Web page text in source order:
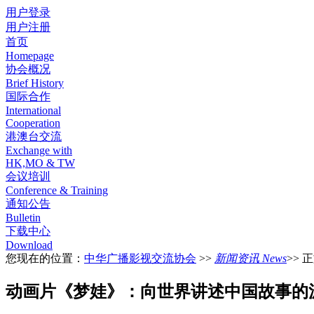
用户登录
用户注册
首页
Homepage
协会概况
Brief History
国际合作
International
Cooperation
港澳台交流
Exchange with
HK,MO & TW
会议培训
Conference & Training
通知公告
Bulletin
下载中心
Download
您现在的位置： 中华广播影视交流协会 >> 新闻资讯 News>>
动画片《梦娃》：向世界讲述中国故事的